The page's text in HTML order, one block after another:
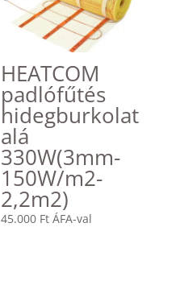
HEATCOM
padlófűtés
hidegburkolat
alá
330W(3mm-
150W/m2-
2,2m2)
45.000 Ft ÁFA-val